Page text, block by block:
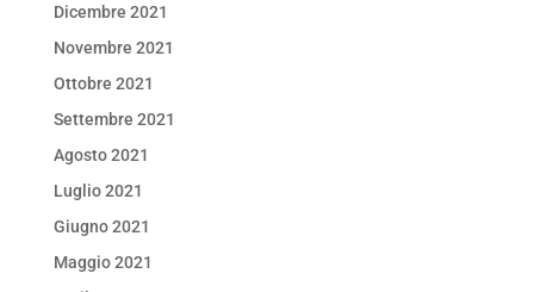
Dicembre 2021
Novembre 2021
Ottobre 2021
Settembre 2021
Agosto 2021
Luglio 2021
Giugno 2021
Maggio 2021